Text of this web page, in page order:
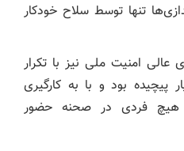
تنها توسط سلاح خودکار
عالی امنیت ملی نیز با تکرار
بود و با به کارگیری
هیچ فردی در صحنه حضور